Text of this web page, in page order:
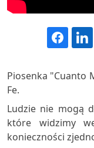
Piosenka "Cuanto
Fe.
Ludzie nie mogą
które widzimy
konieczności